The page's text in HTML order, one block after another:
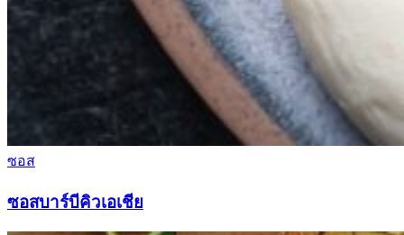
ซอส
ซอสบาร์บีคิวเอเชีย